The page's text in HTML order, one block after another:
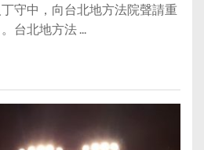
守中，向台北地方法院聲請重
台北地方法 ...